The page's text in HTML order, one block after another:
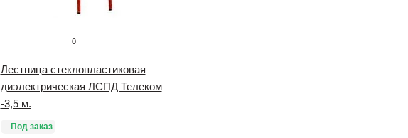
0
Лестница стеклопластиковая
диэлектрическая ЛСПД Телеком
-3,5 м.
Под заказ